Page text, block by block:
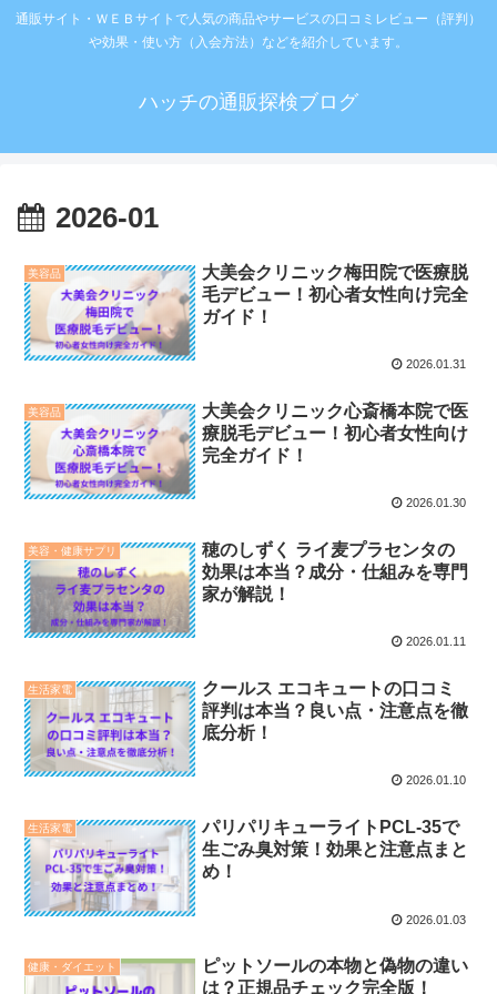
通販サイト・ＷＥＢサイトで人気の商品やサービスの口コミレビュー（評判）
や効果・使い方（入会方法）などを紹介しています。
ハッチの通販探検ブログ
2026-01
美容品
大美会クリニック梅田院で医療脱
毛デビュー！初心者女性向け完全
ガイド！
2026.01.31
美容品
大美会クリニック心斎橋本院で医
療脱毛デビュー！初心者女性向け
完全ガイド！
2026.01.30
美容・健康サプリ
穂のしずく ライ麦プラセンタの
効果は本当？成分・仕組みを専門
家が解説！
2026.01.11
生活家電
クールス エコキュートの口コミ
評判は本当？良い点・注意点を徹
底分析！
2026.01.10
生活家電
パリパリキューライトPCL-35で
生ごみ臭対策！効果と注意点まと
め！
2026.01.03
健康・ダイエット
ピットソールの本物と偽物の違い
は？正規品チェック完全版！